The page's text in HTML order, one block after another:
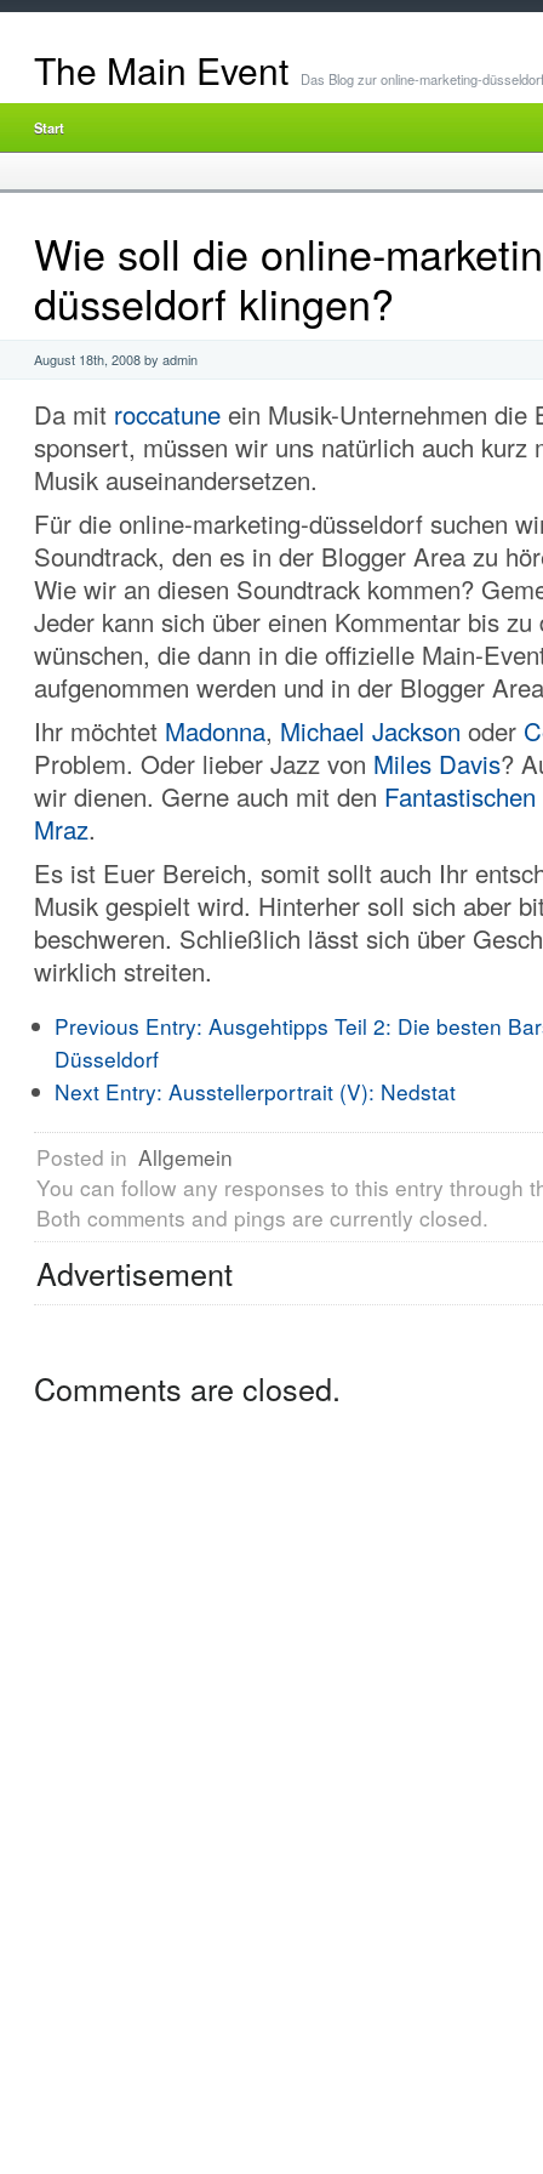
The Main Event Das Blog zur online-marketing-düsseldorf
Start
Wie soll die online-
düsseldorf klingen?
August 18th, 2008 by admin
Da mit roccatune ein Musik-Unternehmen die
sponsert, müssen wir uns natürlich auch kurz
Musik auseinandersetzen.
Für die online-marketing-düsseldorf suchen
Soundtrack, den es in der Blogger Area zu
Wie wir an diesen Soundtrack kommen?
Jeder kann sich über einen Kommentar bis zu
wünschen, die dann in die offizielle Main-
aufgenommen werden und in der Blogger
Ihr möchtet Madonna, Michael Jackson oder
Problem. Oder lieber Jazz von Miles Davis?
wir dienen. Gerne auch mit den
Mraz.
Es ist Euer Bereich, somit sollt auch Ihr
Musik gespielt wird. Hinterher soll sich aber
beschweren. Schließlich lässt sich über
wirklich streiten.
Previous Entry: Ausgehtipps Teil 2: Die besten
Düsseldorf
Next Entry: Ausstellerportrait (V): Nedstat
Posted in Allgemein
You can follow any responses to this entry through
Both comments and pings are currently closed.
Advertisement
Comments are closed.